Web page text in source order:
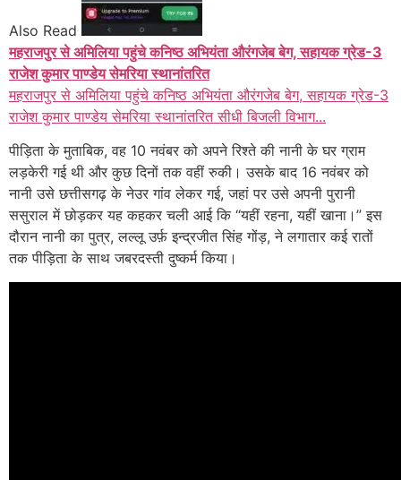
Also Read
महराजपुर से अमिलिया पहुंचे कनिष्ठ अभियंता औरंगजेब बेग, सहायक ग्रेड-3
राजेश कुमार पाण्डेय सेमरिया स्थानांतरित
महराजपुर से अमिलिया पहुंचे कनिष्ठ अभियंता औरंगजेब बेग, सहायक ग्रेड-3
राजेश कुमार पाण्डेय सेमरिया स्थानांतरित सीधी बिजली विभाग...
पीड़िता के मुताबिक, वह 10 नवंबर को अपने रिश्ते की नानी के घर ग्राम
लड़केरी गई थी और कुछ दिनों तक वहीं रुकी। उसके बाद 16 नवंबर को
नानी उसे छत्तीसगढ़ के नेउर गांव लेकर गई, जहां पर उसे अपनी पुरानी
ससुराल में छोड़कर यह कहकर चली आई कि “यहीं रहना, यहीं खाना।” इस
दौरान नानी का पुत्र, लल्लू उर्फ़ इन्द्रजीत सिंह गोंड़, ने लगातार कई रातों
तक पीड़िता के साथ जबरदस्ती दुष्कर्म किया।